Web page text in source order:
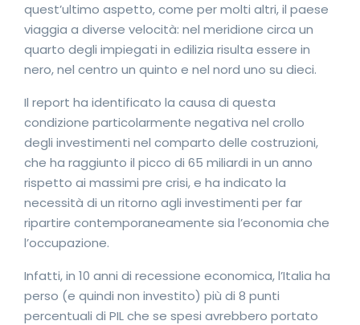
quest’ultimo aspetto, come per molti altri, il paese
viaggia a diverse velocità: nel meridione circa un
quarto degli impiegati in edilizia risulta essere in
nero, nel centro un quinto e nel nord uno su dieci.
Il report ha identificato la causa di questa
condizione particolarmente negativa nel crollo
degli investimenti nel comparto delle costruzioni,
che ha raggiunto il picco di 65 miliardi in un anno
rispetto ai massimi pre crisi, e ha indicato la
necessità di un ritorno agli investimenti per far
ripartire contemporaneamente sia l’economia che
l’occupazione.
Infatti, in 10 anni di recessione economica, l’Italia ha
perso (e quindi non investito) più di 8 punti
percentuali di PIL che se spesi avrebbero portato